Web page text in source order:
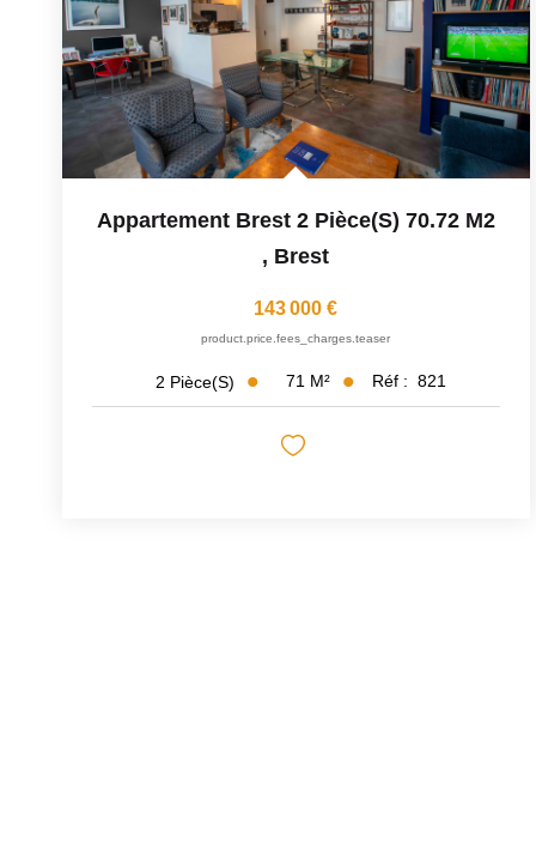
Appartement Brest 2 Pièce(s) 70.72 M2
, Brest
143 000 €
product.price.fees_charges.teaser
2 Pièce(s) 71 M² Réf : 821